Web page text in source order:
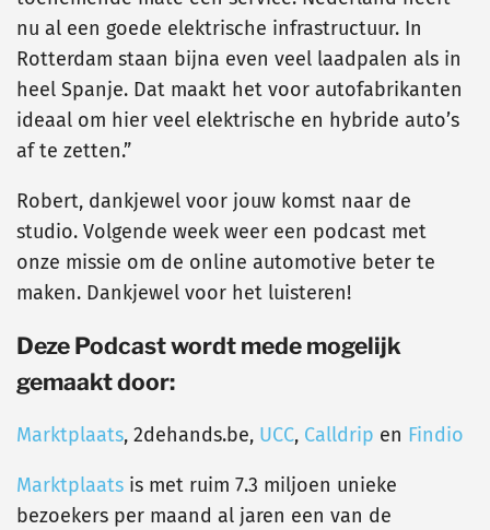
nu al een goede elektrische infrastructuur. In
Rotterdam staan bijna even veel laadpalen als in
heel Spanje. Dat maakt het voor autofabrikanten
ideaal om hier veel elektrische en hybride auto’s
af te zetten.”
Robert, dankjewel voor jouw komst naar de
studio. Volgende week weer een podcast met
onze missie om de online automotive beter te
maken. Dankjewel voor het luisteren!
Deze Podcast wordt mede mogelijk
gemaakt door:
Marktplaats, 2dehands.be, UCC, Calldrip en Findio
Marktplaats is met ruim 7.3 miljoen unieke
bezoekers per maand al jaren een van de